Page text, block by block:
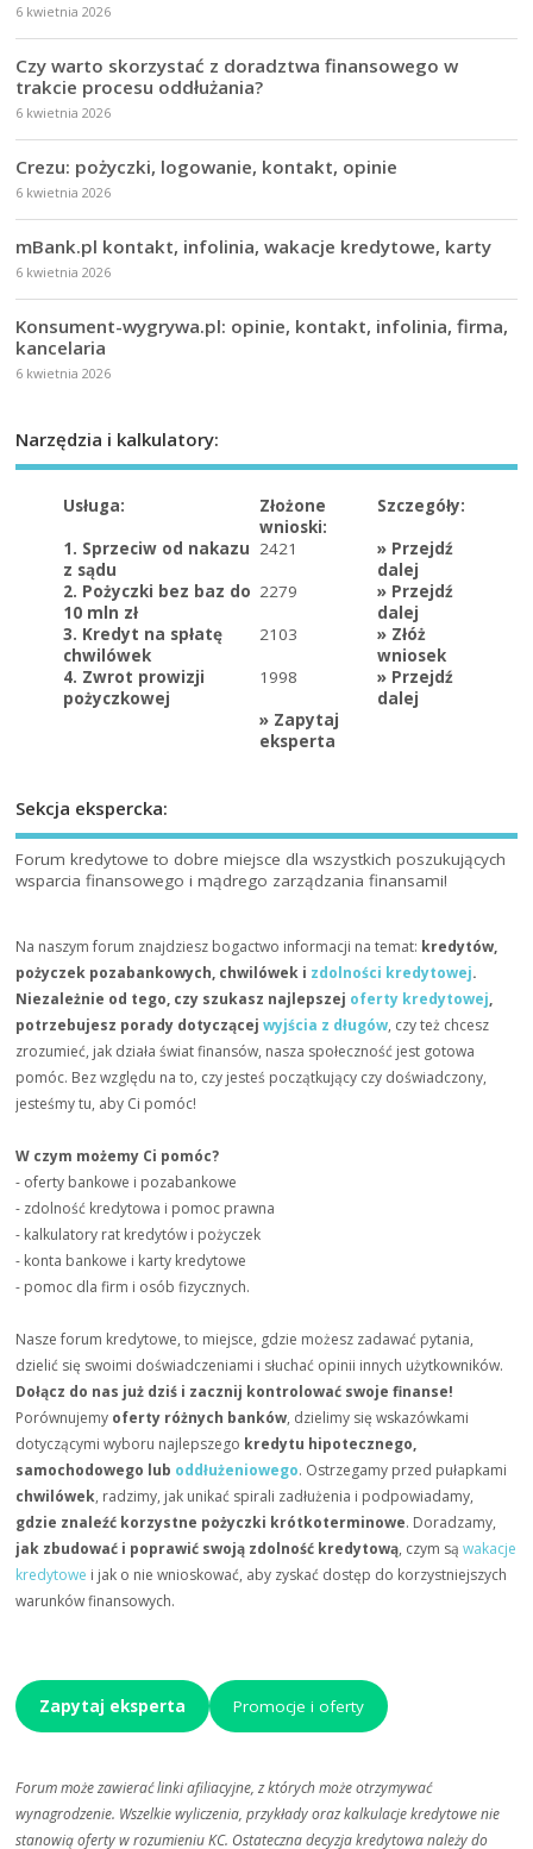
6 kwietnia 2026
Czy warto skorzystać z doradztwa finansowego w
trakcie procesu oddłużania?
6 kwietnia 2026
Crezu: pożyczki, logowanie, kontakt, opinie
6 kwietnia 2026
mBank.pl kontakt, infolinia, wakacje kredytowe, karty
6 kwietnia 2026
Konsument-wygrywa.pl: opinie, kontakt, infolinia, firma,
kancelaria
6 kwietnia 2026
Narzędzia i kalkulatory:
Usługa:
Złożone
wnioski:
Szczegóły:
1. Sprzeciw od nakazu
z sądu
2421 » Przejdź
dalej
2. Pożyczki bez baz do
10 mln zł
2279 » Przejdź
dalej
3. Kredyt na spłatę
chwilówek
2103 » Złóż
wniosek
4. Zwrot prowizji
pożyczkowej
1998 » Przejdź
dalej
» Zapytaj
eksperta
Sekcja ekspercka:
Forum kredytowe to dobre miejsce dla wszystkich poszukujących
wsparcia finansowego i mądrego zarządzania finansami!
Na naszym forum znajdziesz bogactwo informacji na temat: kredytów,
pożyczek pozabankowych, chwilówek i zdolności kredytowej.
Niezależnie od tego, czy szukasz najlepszej oferty kredytowej,
potrzebujesz porady dotyczącejwyjścia z długów, czy też chcesz
zrozumieć, jak działa świat finansów, nasza społeczność jest gotowa
pomóc. Bez względu na to, czy jesteś początkujący czy doświadczony,
jesteśmy tu, aby Ci pomóc!
W czym możemy Ci pomóc?
- oferty bankowe i pozabankowe
- zdolność kredytowa i pomoc prawna
- kalkulatory rat kredytów i pożyczek
- konta bankowe i karty kredytowe
- pomoc dla firm i osób fizycznych.
Nasze forum kredytowe, to miejsce, gdzie możesz zadawać pytania,
dzielić się swoimi doświadczeniami i słuchać opinii innych użytkowników.
Dołącz do nas już dziś i zacznij kontrolować swoje finanse!
Porównujemy oferty różnych banków, dzielimy się wskazówkami
dotyczącymi wyboru najlepszego kredytu hipotecznego,
samochodowego lub oddłużeniowego. Ostrzegamy przed pułapkami
chwilówek, radzimy, jak unikać spirali zadłużenia i podpowiadamy,
gdzie znaleźć korzystne pożyczki krótkoterminowe. Doradzamy,
jak zbudować i poprawić swoją zdolność kredytową, czym sąwakacje
kredytowe i jak o nie wnioskować, aby zyskać dostęp do korzystniejszych
warunków finansowych.
Zapytaj eksperta Promocje i oferty
Forum może zawierać linki afiliacyjne, z których może otrzymywać
wynagrodzenie. Wszelkie wyliczenia, przykłady oraz kalkulacje kredytowe nie
stanowią oferty w rozumieniu KC. Ostateczna decyzja kredytowa należy do